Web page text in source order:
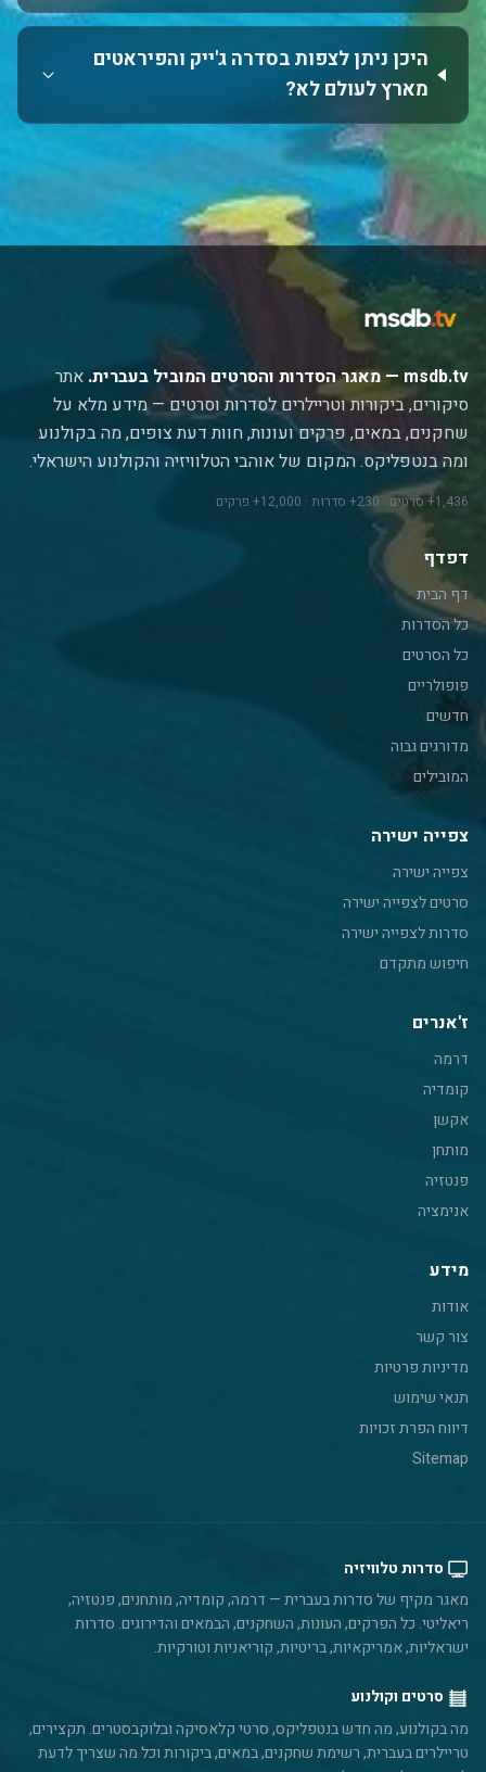
היכן ניתן לצפות בסדרה ג'ייק והפיראטים
מארץ לעולם לא?
msdb.tv — מאגר הסדרות והסרטים המוביל בעברית.
אתר
סיקורים, ביקורות וטריילרים לסדרות וסרטים — מידע מלא על
שחקנים, במאים, פרקים ועונות, חוות דעת צופים, מה בקולנוע
ומה בנטפליקס. המקום של אוהבי הטלוויזיה והקולנוע הישראלי.
1,436+ סרטים · 230+ סדרות · 12,000+ פרקים
דפדף
דף הבית
כל הסדרות
כל הסרטים
פופולריים
חדשים
מדורגים גבוה
המובילים
צפייה ישירה
צפייה ישירה
סרטים לצפייה ישירה
סדרות לצפייה ישירה
חיפוש מתקדם
ז'אנרים
דרמה
קומדיה
אקשן
מותחן
פנטזיה
אנימציה
מידע
אודות
צור קשר
מדיניות פרטיות
תנאי שימוש
דיווח הפרת זכויות
Sitemap
סדרות טלוויזיה
מאגר מקיף של סדרות בעברית — דרמה, קומדיה, מותחנים, פנטזיה,
ריאליטי. כל הפרקים, העונות, השחקנים, הבמאים והדירוגים. סדרות
ישראליות, אמריקאיות, בריטיות, קוריאניות וטורקיות.
סרטים וקולנוע
מה בקולנוע, מה חדש בנטפליקס, סרטי קלאסיקה ובלוקבסטרים. תקצירים,
טריילרים בעברית, רשימת שחקנים, במאים, ביקורות וכל מה שצריך לדעת